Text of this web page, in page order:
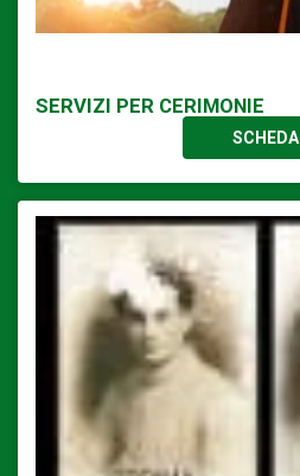
SERVIZI PER CERIMONIE
SCHEDA